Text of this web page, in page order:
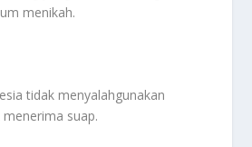
menikah.
tidak menyalahgunakan
suap.